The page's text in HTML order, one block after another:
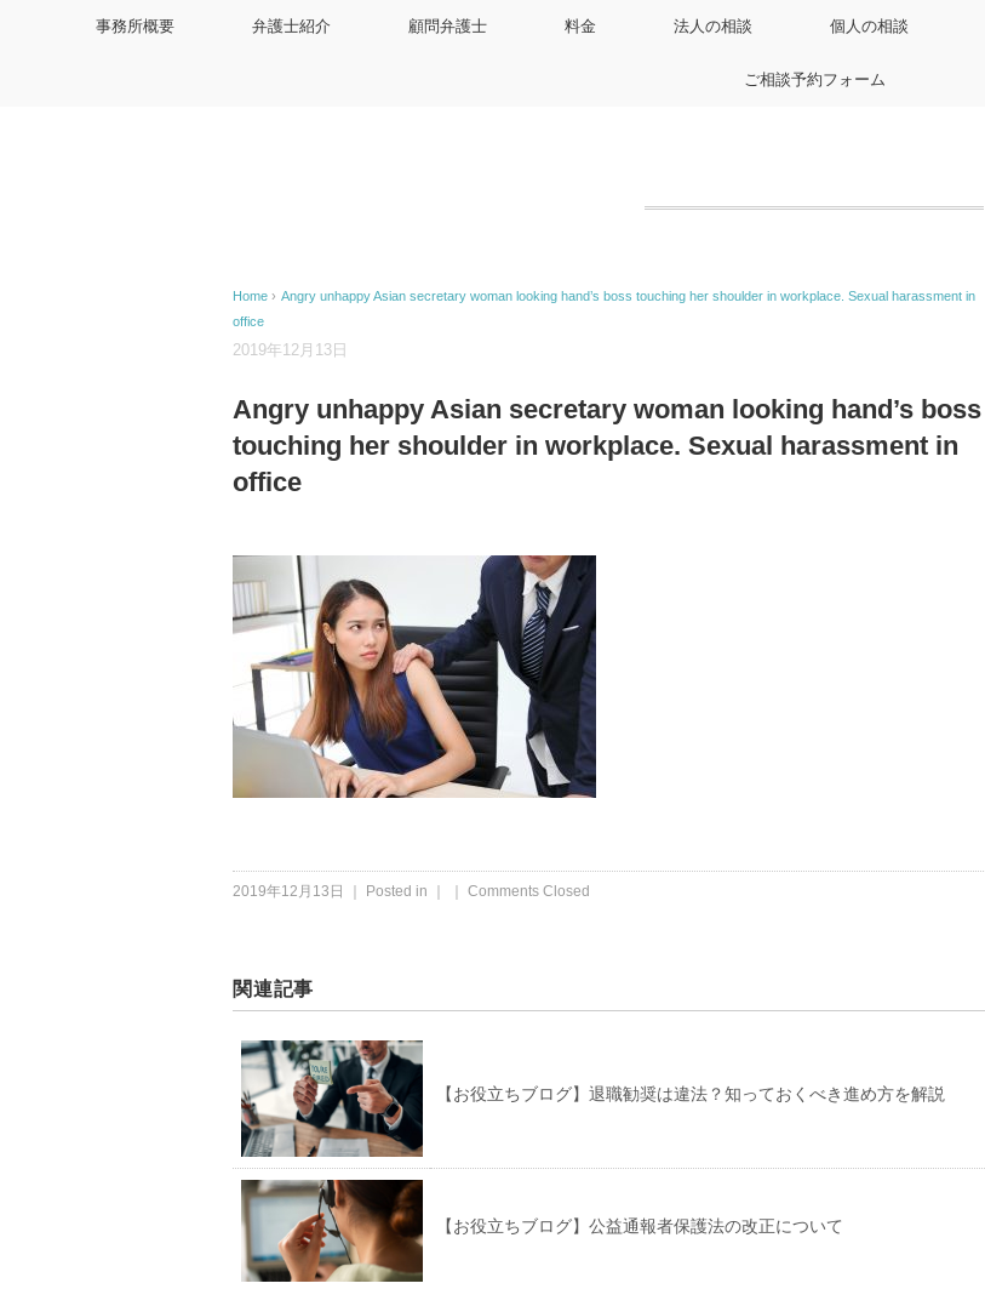
事務所概要 弁護士紹介 顧問弁護士 料金 法人の相談 個人の相談
ご相談予約フォーム
Home › Angry unhappy Asian secretary woman looking hand’s boss touching her shoulder in workplace. Sexual harassment in
office
2019年12月13日
Angry unhappy Asian secretary woman looking hand’s boss
touching her shoulder in workplace. Sexual harassment in
office
2019年12月13日 ｜ Posted in ｜ ｜ Comments Closed
関連記事
【お役立ちブログ】退職勧奨は違法？知っておくべき進め方を解説
【お役立ちブログ】公益通報者保護法の改正について